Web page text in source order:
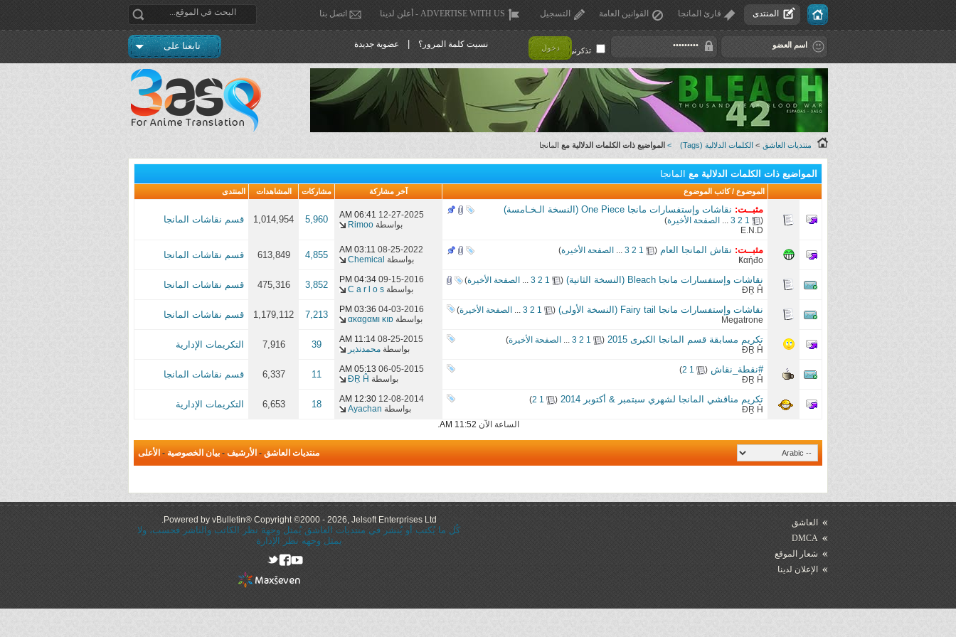
المنتدى قارئ المانجا القوانين العامة التسجيل ADVERTISE WITH US - أعلن لدينا اتصل بنا
تذكرني ! دخول نسيت كلمة المرور؟ عضوية جديدة تابعنا على
منتديات العاشق > الكلمات الدلالية (Tags) > المواضيع ذات الكلمات الدلالية مع المانجا
المواضيع ذات الكلمات الدلالية مع المانجا
الموضوع / كاتب الموضوع آخر مشاركة مشاركات المشاهدات المنتدى
مثبــت: نقاشات وإستفسارات مانجا One Piece (النسخة الـخـامسة)
(
1
2
3
... الصفحة الأخيرة)
E.N.D
12-27-2025
06:41 AM
بواسطة Rimoo
5,960
1,014,954 قسم نقاشات المانجا
مثبــت: نقاش المانجا العام (
1
2
3
... الصفحة الأخيرة)
Ҝαήđo
08-25-2022
03:11 AM
بواسطة Chemical
4,855
613,849 قسم نقاشات المانجا
نقاشات وإستفسارات مانجا Bleach (النسخة الثانية) (
1
2
3
... الصفحة الأخيرة)
ĐṞ Ĥ
09-15-2016
04:34 PM
بواسطة C a r l o s
3,852
475,316 قسم نقاشات المانجا
نقاشات وإستفسارات مانجا Fairy tail (النسخة الأولى) (
1
2
3
... الصفحة الأخيرة)
Megatrone
04-03-2016
03:36 PM
بواسطة ακαgαмı κıɒ
7,213
1,179,112 قسم نقاشات المانجا
تكريم مسابقة قسم المانجا الكبرى 2015 (
1
2
3
... الصفحة الأخيرة)
ĐṞ Ĥ
08-25-2015
11:14 AM
بواسطة محمدنذير 39
7,916 التكريمات الإدارية
#نقطة_نقاش (
1
2
)
ĐṞ Ĥ
06-05-2015
05:13 AM
بواسطة ĐṞ Ĥ
11
6,337 قسم نقاشات المانجا
تكريم مناقشي المانجا لشهري سبتمبر & أكتوبر 2014 (
1
2
)
ĐṞ Ĥ
12-08-2014
12:30 AM
بواسطة Ayachan
18
6,653 التكريمات الإدارية
الساعة الآن 11:52 AM
.
منتديات العاشق - الأرشيف - بيان الخصوصية - الأعلى
العاشق
DMCA
شعار الموقع
الإعلان لدينا
Powered by vBulletin® Copyright ©2000 - 2026, Jelsoft Enterprises Ltd.
كُل ما يُكتب أو يُنشر في منتديات العاشق يُمثل وجهة نظر الكاتب والناشر فحسب، ولا
يمثل وجهه نظر الإدارة